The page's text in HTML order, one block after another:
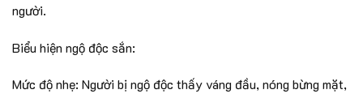
người.
Biểu hiện ngộ độc sắn:
Mức độ nhẹ: Người bị ngộ độc thấy váng đầu, nóng bừng mặt,